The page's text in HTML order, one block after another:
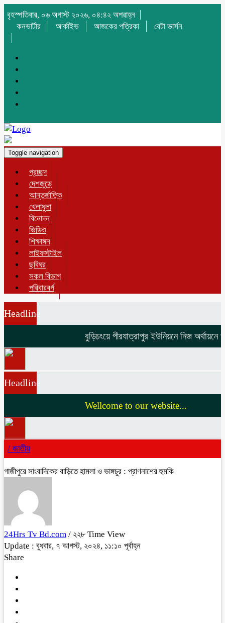
বৃহস্পতিবার, ০৬ অগাস্ট ২০২৬, ০৪:৪২ অপরাহ্ন
কনভার্টার
আর্কাইভ আজকের পত্রিকা বেটা ভার্সন
Toggle navigation
প্রচ্ছদ
দেশজুড়ে
আন্তর্জাতিক
খেলাধুলা
বিনোদন
ভিডিও
শিক্ষাঙ্গন
লাইফস্টাইল
ছবিঘর
সকল বিভাগ
পরিবারবর্গ
Headline
বুড়িচংয়ে পীরযাত্রাপুর ইউনিয়নে নিজ অর্থায়নে
Headline
Wellcome to our website...
/ জাতীয়
গাজীপুরে সাংবাদিকের বাড়িতে হামলা ও ভাঙ্গচুর : প্রাণনাশের হুমকি
24Hrs Tv Bd.com / ২২৮ Time View
Update : বুধবার, ৭ আগস্ট, ২০২৪, ১১:১০ পূর্বাহ্ন
Share